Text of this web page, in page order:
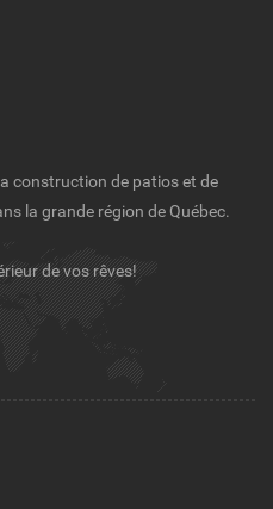
construction de patios et de
la grande région de Québec.
de vos rêves!